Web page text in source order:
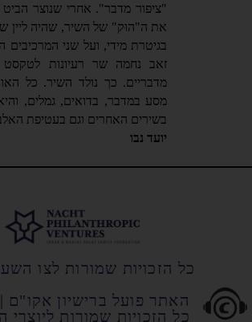
"ציפור מדבר". אחרי שנוצר הביט
את ה"הוּק" של השיר, שהיה ליין של
בגיטרת מידי, ועל שני המרכיבים
זאב נחמה שר רעיונות
מדבריים. כך נולד השיר. כל
מסע במדבר, בדואים, גמלים,
בשירים האחרים וגם בעטיפת
יועד נבו
כל הזכויות שמורות לצו השעה
האתר פועל ברישיון אקו"ם |
כל הזכויות שמורות ליוצרי